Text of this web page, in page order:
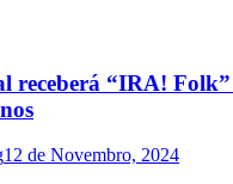
receberá “IRA!
12 de Novembro, 2024